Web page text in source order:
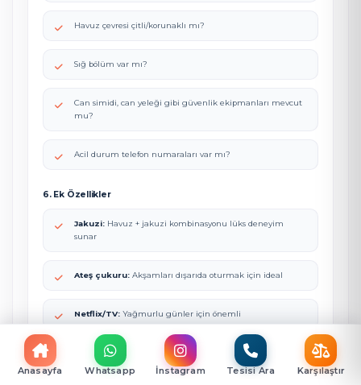
Havuz çevresi çitli/korunaklı mı?
Sığ bölüm var mı?
Can simidi, can yeleği gibi güvenlik ekipmanları mevcut
mu?
Acil durum telefon numaraları var mı?
6. Ek Özellikler
Jakuzi: Havuz + jakuzi kombinasyonu lüks deneyim
sunar
Ateş çukuru: Akşamları dışarıda oturmak için ideal
Netflix/TV: Yağmurlu günler için önemli
Barbekü:Bahçe partileri için şart
Anasayfa Whatsapp İnstagram Tesisi Ara Karşılaştır